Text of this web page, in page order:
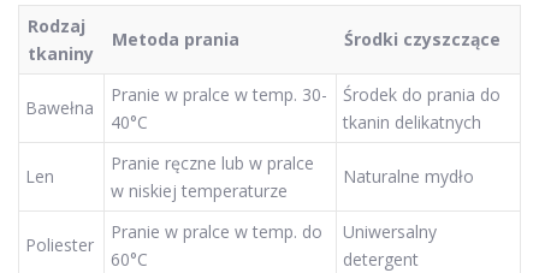
Rodzaj
tkaniny
Metoda prania Środki czyszczące
Bawełna
Pranie w pralce w temp. 30-
40°C
Środek do prania do
tkanin delikatnych
Len
Pranie ręczne lub w pralce
w niskiej temperaturze
Naturalne mydło
Poliester
Pranie w pralce w temp. do
60°C
Uniwersalny
detergent